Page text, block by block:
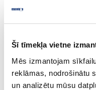
Šī tīmekļa vietne
Mēs izmantojam
reklāmas, nodrošinātu
un analizētu mūsu
SASTĀVDAĻAS
Uz dabīgo augu eļļu un
parafīns, dzelzs oksīds un
balts pigments, sikatīvi
piedevas. Dearomatizēts
atbilst ES regulai (2004/
g/l (Cat. A/e (2010)).